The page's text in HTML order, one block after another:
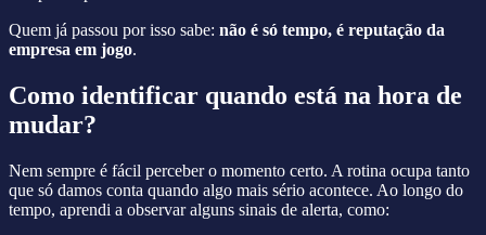
Quem já passou por isso sabe: não é só tempo, é reputação da
empresa em jogo.
Como identificar quando está na hora de
mudar?
Nem sempre é fácil perceber o momento certo. A rotina ocupa tanto
que só damos conta quando algo mais sério acontece. Ao longo do
tempo, aprendi a observar alguns sinais de alerta, como: